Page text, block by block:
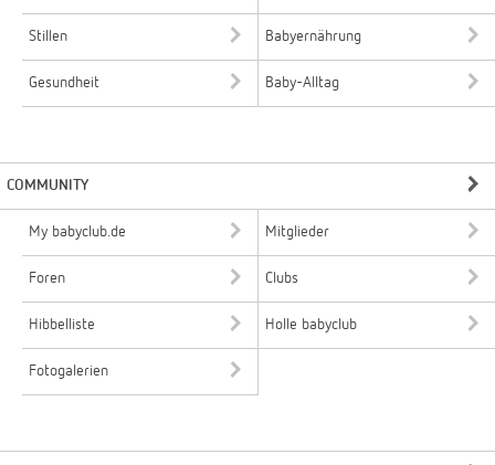
Stillen Babyernährung
Gesundheit Baby-Alltag
COMMUNITY
My babyclub.de Mitglieder
Foren Clubs
Hibbelliste Holle babyclub
Fotogalerien